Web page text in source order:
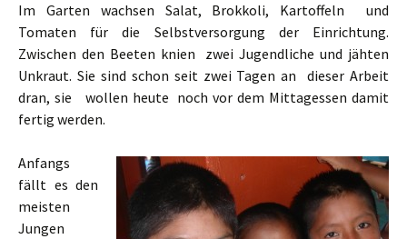
Im Garten wachsen Salat, Brokkoli, Kartoffeln und
Tomaten für die Selbstversorgung der Einrichtung.
Zwischen den Beeten knien zwei Jugendliche und jähten
Unkraut. Sie sind schon seit zwei Tagen an dieser Arbeit
dran, sie wollen heute noch vor dem Mittagessen damit
fertig werden.
Anfangs
fällt es den
meisten
Jungen